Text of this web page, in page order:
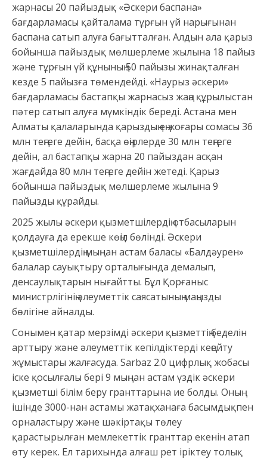
жарнасы 20 пайыздық «Әскери баспана»
бағдарламасы қайталама тұрғын үй нарығынан
баспана сатып алуға бағытталған. Алдын ала қарыз
бойынша пайыздық мөлшерлеме жылына 18 пайыз
және тұрғын үй құнының 50 пайызы жинақталған
кезде 5 пайызға төмендейді. «Наурыз әскери»
бағдарламасы бастапқы жарнасыз жаңа құрылыстан
пәтер сатып алуға мүмкіндік береді. Астана мен
Алматы қалаларында қарыздың ең жоғары сомасы 36
млн теңгеге дейін, басқа өңірлерде 30 млн теңгеге
дейін, ал бастапқы жарна 20 пайыздан асқан
жағдайда 80 млн теңгеге дейін жетеді. Қарыз
бойынша пайыздық мөлшерлеме жылына 9
пайызды құрайды.
2025 жылы әскери қызметшілердің отбасыларын
қолдауға да ерекше көңіл бөлінді. Әскери
қызметшілердің мыңнан астам баласы «Балдәурен»
балалар сауықтыру орталығында демалып,
денсаулықтарын нығайтты. Бұл Қорғаныс
министрлігінің әлеуметтік саясатының маңызды
бөлігіне айналды.
Сонымен қатар мерзімді әскери қызметтің беделін
арттыру және әлеуметтік кепілдіктерді кеңейту
жұмыстары жалғасуда. Sarbaz 2.0 цифрлық жобасы
іске қосылғалы бері 9 мыңнан астам үздік әскери
қызметші білім беру гранттарына ие болды. Оның
ішінде 3000-нан астамы жатақханаға басымдықпен
орналастыру және шәкіртақы төлеу
қарастырылған мемлекеттік гранттар екенін атап
өту керек. Ел тарихында алғаш рет іріктеу толық